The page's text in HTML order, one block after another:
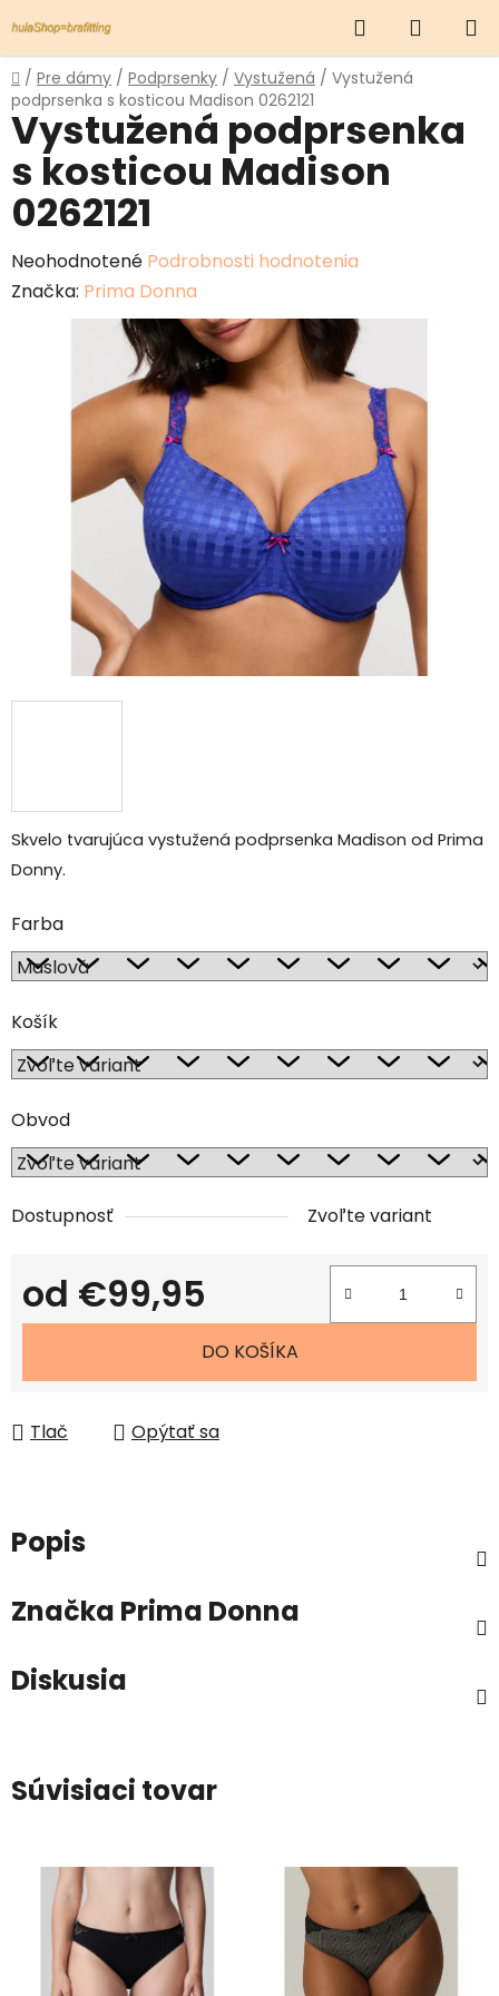
na
obsah
Hľadať
KOŠÍK
Domov
/ Pre dámy / Podprsenky / Vystužená / Vystužená
podprsenka s kosticou Madison 0262121
Skvelo tvarujúca vystužená podprsenka Madison od Prima
Donny.
Farba
Košík
Obvod
Dostupnosť Zvoľte variant
od €99,95
Jednotková cena:
DO KOŠÍKA
Tlač Opýtať sa
Vystužená podprsenka
s kosticou Madison
0262121
Priemerné
hodnotenie
produktu
hviezdičiek.
Neohodnotené Podrobnosti hodnotenia
Značka: Prima Donna
Popis
Značka Prima Donna
Diskusia
Súvisiaci tovar